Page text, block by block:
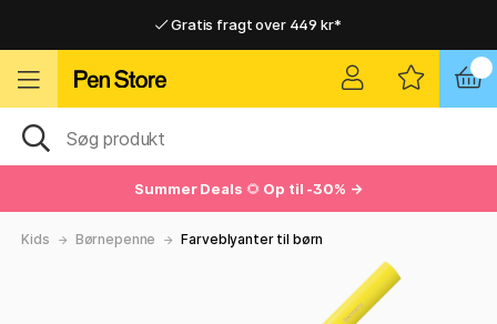
Gratis fragt over 449 kr*
Hurtigt til dør eller pakkeshop
Hurtigt til dør eller pakkeshop
Summer Deals 🌻 Op til -30% →
Kids Børnepenne Farveblyanter til børn